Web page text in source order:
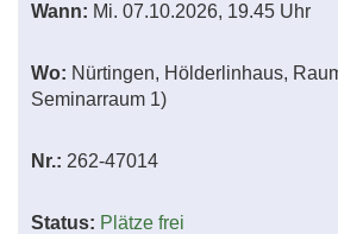
Wann: Mi. 07.10.2026, 19.45 Uhr
Wo: Nürtingen, Hölderlinhaus,
Seminarraum 1)
Nr.: 262-47014
Status: Plätze frei